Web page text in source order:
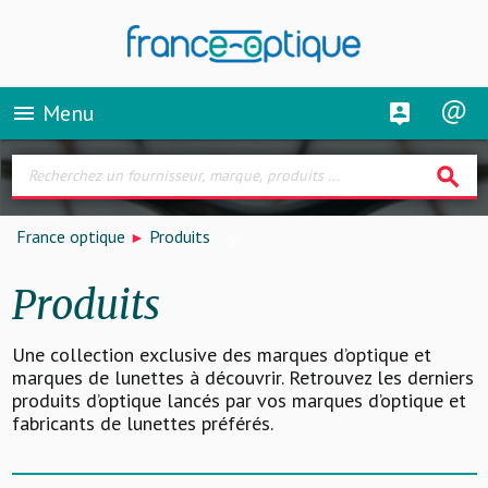
menu Menu
search
France optique Produits
Produits
Une collection exclusive des marques d’optique et
marques de lunettes à découvrir. Retrouvez les derniers
produits d’optique lancés par vos marques d’optique et
fabricants de lunettes préférés.